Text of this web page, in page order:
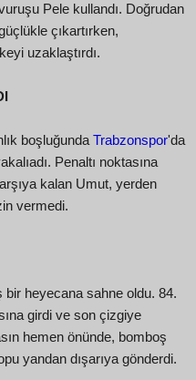
Pele kullandı. Doğrudan
çıkartırken,
uzaklaştırdı.
boşluğunda Trabzonspor'da
Penaltı noktasına
kalan Umut, yerden
vermedi.
bir heyecana sahne oldu. 84.
girdi ve son çizgiye
hemen önünde, bomboş
yandan dışarıya gönderdi.